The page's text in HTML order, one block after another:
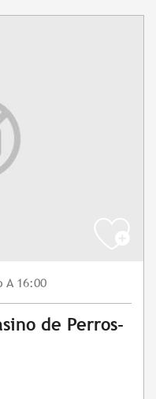
A 16:00
de Perros-